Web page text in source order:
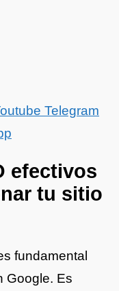
Telegram
efectivos
tu sitio
fundamental
Google. Es